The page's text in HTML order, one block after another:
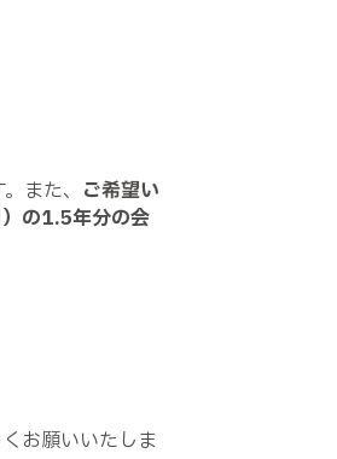
また、 ご希望い
の1.5年分の会
お願いいたしま